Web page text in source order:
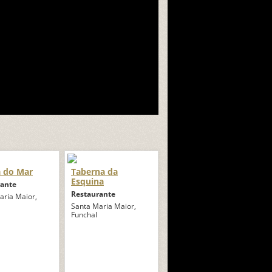
do Mar
Maior,
Taberna da
Esquina
Restaurante
Santa Maria Maior,
Funchal